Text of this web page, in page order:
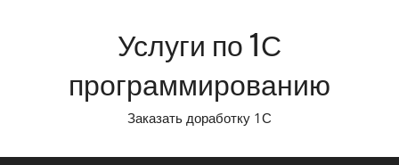
Услуги по 1С
программированию
Заказать доработку 1С